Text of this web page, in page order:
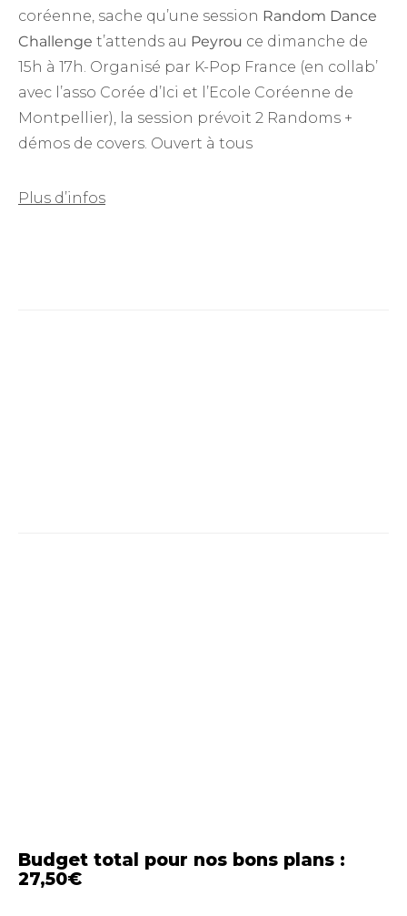
coréenne, sache qu’une session Random Dance
Challenge t’attends au Peyrou ce dimanche de
15h à 17h. Organisé par K-Pop France (en collab’
avec l’asso Corée d’Ici et l’Ecole Coréenne de
Montpellier), la session prévoit 2 Randoms +
démos de covers. Ouvert à tous
Plus d’infos
Budget total pour nos bons plans :
27,50€